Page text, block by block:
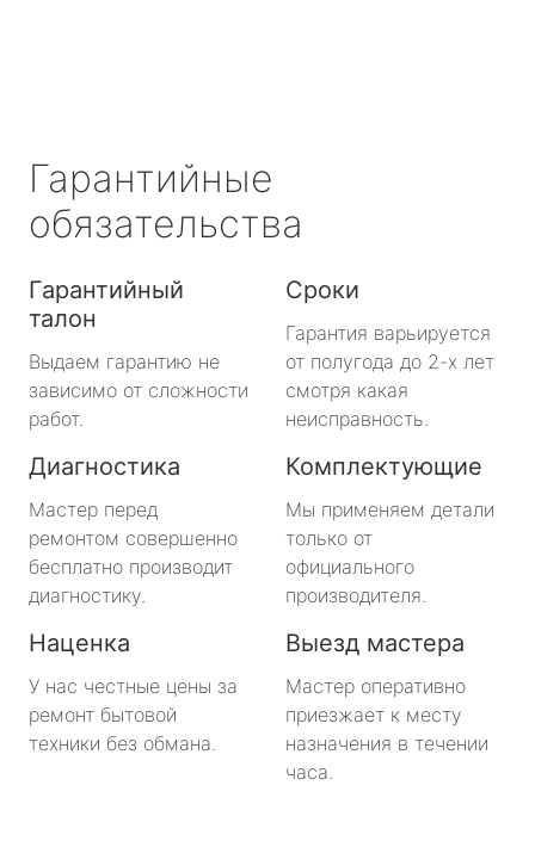
Гарантийные
обязательства
Гарантийный
талон
Выдаем гарантию не
зависимо от сложности
работ.
Сроки
Гарантия варьируется
от полугода до 2-х лет
смотря какая
неисправность.
Диагностика
Мастер перед
ремонтом совершенно
бесплатно производит
диагностику.
Комплектующие
Мы применяем детали
только от
официального
производителя.
Наценка
У нас честные цены за
ремонт бытовой
техники без обмана.
Выезд мастера
Мастер оперативно
приезжает к месту
назначения в течении
часа.